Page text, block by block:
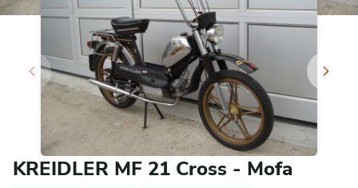
KREIDLER MF 21 Cross - Mofa